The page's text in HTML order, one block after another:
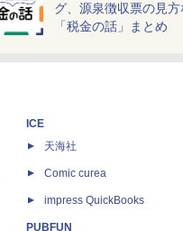
グ、源泉徴収票の見
「税金の話」まとめ
ICE
天海社
Comic curea
impress QuickBooks
PUBFUN